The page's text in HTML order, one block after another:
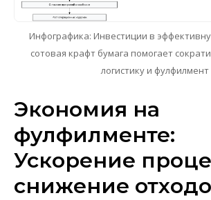
Инфографика: Инвестиции в
сотовая крафт бумага помогает
логистику и фулфилмент
Экономия на
фулфилменте:
Ускорение
снижение